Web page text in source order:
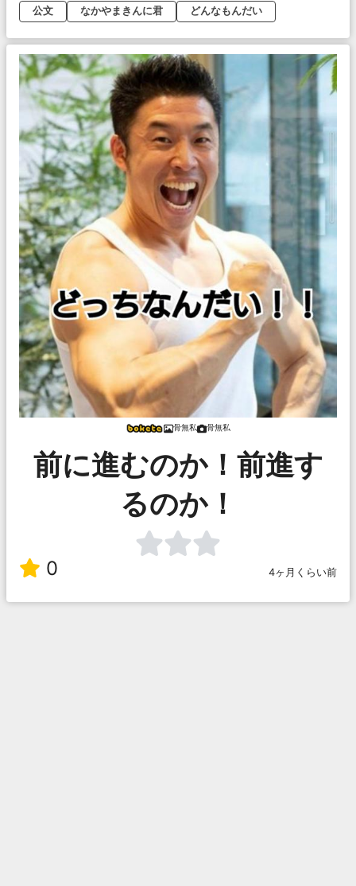
公文
なかやまきんに君 どんなもんだい
骨無私 骨無私
前に進むのか！前進す
るのか！
0 4ヶ月くらい前